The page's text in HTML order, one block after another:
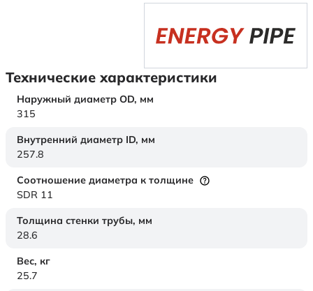
Технические характеристики
Наружный диаметр OD, мм
315
Внутренний диаметр ID, мм
257.8
Соотношение диаметра к толщине
SDR 11
Толщина стенки трубы, мм
28.6
Вес, кг
25.7